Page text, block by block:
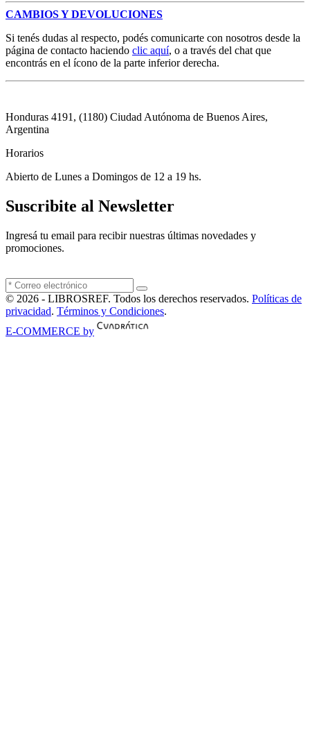
CAMBIOS Y DEVOLUCIONES
Si tenés dudas al respecto, podés comunicarte con nosotros desde la
página de contacto haciendo clic aquí, o a través del chat que
encontrás en el ícono de la parte inferior derecha.
Honduras 4191, (1180) Ciudad Autónoma de Buenos Aires,
Argentina
Horarios
Abierto de Lunes a Domingos de 12 a 19 hs.
Suscribite al Newsletter
Ingresá tu email para recibir nuestras últimas novedades y
promociones.
© 2026 - LIBROSREF. Todos los derechos reservados. Políticas de
privacidad. Términos y Condiciones.
E-COMMERCE by